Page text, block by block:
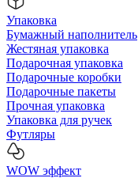
Упаковка
Бумажный наполнитель
Жестяная упаковка
Подарочная упаковка
Подарочные коробки
Подарочные пакеты
Прочная упаковка
Упаковка для ручек
Футляры
WOW эффект